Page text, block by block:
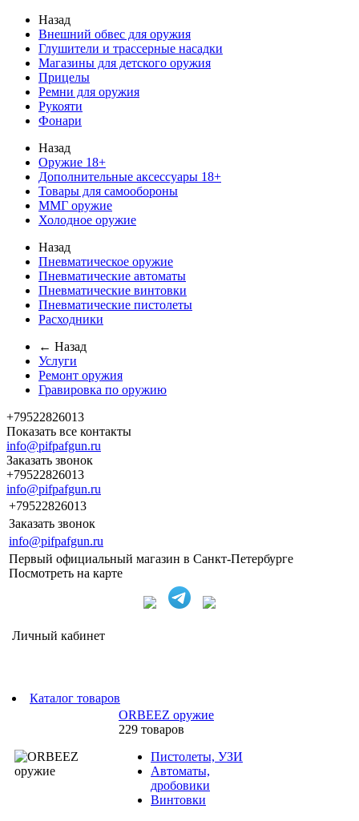
Назад
Внешний обвес для оружия
Глушители и трассерные насадки
Магазины для детского оружия
Прицелы
Ремни для оружия
Рукояти
Фонари
Назад
Оружие 18+
Дополнительные аксессуары 18+
Товары для самообороны
ММГ оружие
Холодное оружие
Назад
Пневматическое оружие
Пневматические автоматы
Пневматические винтовки
Пневматические пистолеты
Расходники
← Назад
Услуги
Ремонт оружия
Гравировка по оружию
+79522826013
Показать все контакты
info@pifpafgun.ru
Заказать звонок
+79522826013
info@pifpafgun.ru
+79522826013
Заказать звонок
info@pifpafgun.ru
Первый официальный магазин в Санкт-Петербурге
Посмотреть на карте
Личный кабинет
Каталог товаров
ORBEEZ оружие
229 товаров
Пистолеты, УЗИ
Автоматы,
дробовики
Винтовки